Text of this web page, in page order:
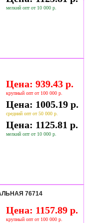
мелкий опт от 10 000 р.
Цена: 939.43 р.
крупный опт от 100 000 р.
Цена: 1005.19 р.
средний опт от 50 000 р.
Цена: 1125.81 р.
мелкий опт от 10 000 р.
76714
Цена: 1157.89 р.
крупный опт от 100 000 р.